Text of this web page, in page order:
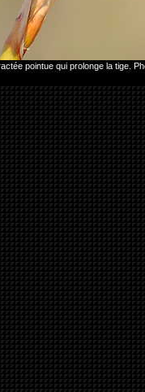
pointue qui prolonge la tige.